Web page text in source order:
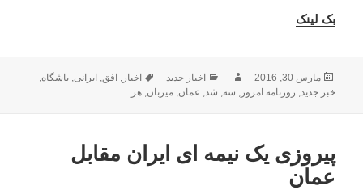
بک لینک
ارسال
شده
مارس 30, 2016 نویسندهدسته‌ها
اخبار جدید برچسب‌ها
اخبار, افق, ایرانی,باشگاه,
خبر جدید, روزنامه امروز, سه, شد, عمان,میزبان,هر
پیروزی یک نیمه ای ایران مقابل
عمان